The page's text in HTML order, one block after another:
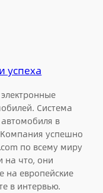
успеха
Система
в
успешно
по всему миру
на что, они
на европейские
в интервью.